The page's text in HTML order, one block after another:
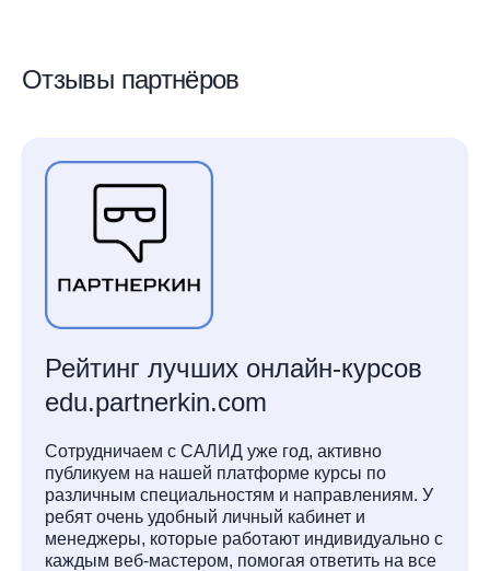
Отзывы партнёров
Рейтинг лучших онлайн-курсов
edu.partnerkin.com
Сотрудничаем с САЛИД уже год, активно
публикуем на нашей платформе курсы по
различным специальностям и направлениям. У
ребят очень удобный личный кабинет и
менеджеры, которые работают индивидуально с
каждым веб-мастером, помогая ответить на все